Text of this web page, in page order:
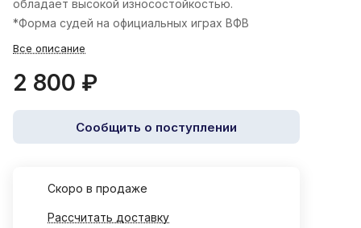
обладает высокой износостойкостью.
*Форма судей на официальных играх ВФВ
Все описание
2 800 ₽
Сообщить о поступлении
Cкоро в продаже
Рассчитать доставку